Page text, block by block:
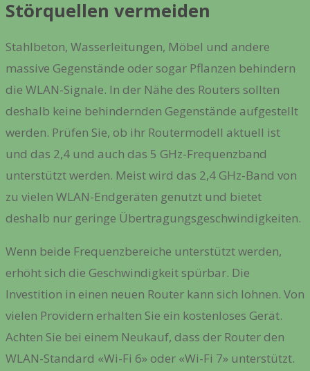
Störquellen vermeiden
Stahlbeton, Wasserleitungen, Möbel und andere
massive Gegenstände oder sogar Pflanzen behindern
die WLAN-Signale. In der Nähe des Routers sollten
deshalb keine behindernden Gegenstände aufgestellt
werden. Prüfen Sie, ob ihr Routermodell aktuell ist
und das 2,4 und auch das 5 GHz-Frequenzband
unterstützt werden. Meist wird das 2,4 GHz-Band von
zu vielen WLAN-Endgeräten genutzt und bietet
deshalb nur geringe Übertragungsgeschwindigkeiten.
Wenn beide Frequenzbereiche unterstützt werden,
erhöht sich die Geschwindigkeit spürbar. Die
Investition in einen neuen Router kann sich lohnen. Von
vielen Providern erhalten Sie ein kostenloses Gerät.
Achten Sie bei einem Neukauf, dass der Router den
WLAN-Standard «Wi-Fi 6» oder «Wi-Fi 7» unterstützt.